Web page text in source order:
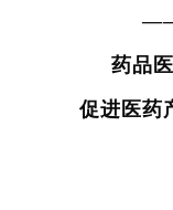
——
药品
促进医药